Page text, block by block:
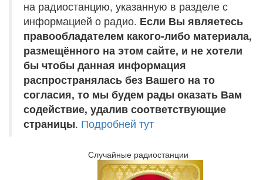
на радиостанцию, указанную в разделе с
информацией о радио. Если Вы являетесь
правообладателем какого-либо материала,
размещённого на этом сайте, и не хотели
бы чтобы данная информация
распространялась без Вашего на то
согласия, то мы будем рады оказать Вам
содействие, удалив соответствующие
страницы. Подробней тут
Случайные радиостанции